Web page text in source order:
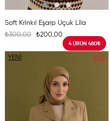
Soft Krinkıl Eşarp Uçuk Lila
₺200,00
₺300,00
4 ÜRÜN 480₺
%33
YENI